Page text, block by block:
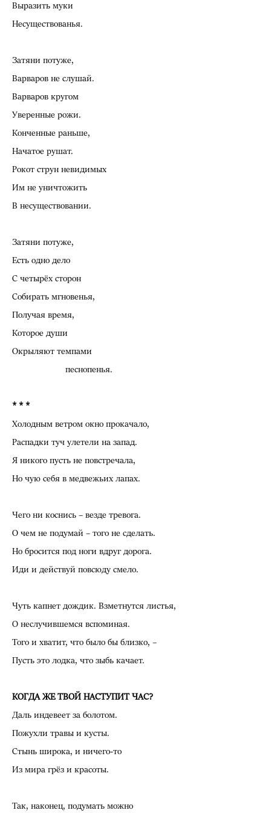
Выразить муки
Несуществованья.
Затяни потуже,
Варваров не слушай.
Варваров кругом
Уверенные рожи.
Конченные раньше,
Начатое рушат.
Рокот струн невидимых
Им не уничтожить
В несуществовании.
Затяни потуже,
Есть одно дело
С четырёх сторон
Собирать мгновенья,
Получая время,
Которое души
Окрыляют темпами
песнопенья.
* * *
Холодным ветром окно прокачало,
Распадки туч улетели на запад.
Я никого пусть не повстречала,
Но чую себя в медвежьих лапах.
Чего ни коснись – везде тревога.
О чем не подумай – того не сделать.
Но бросится под ноги вдруг дорога.
Иди и действуй повсюду смело.
Чуть капнет дождик. Взметнутся листья,
О неслучившемся вспоминая.
Того и хватит, что было бы близко, –
Пусть это лодка, что зыбь качает.
КОГДА ЖЕ ТВОЙ НАСТУПИТ ЧАС?
Даль индевеет за болотом.
Пожухли травы и кусты.
Стынь широка, и ничего-то
Из мира грёз и красоты.
Так, наконец, подумать можно